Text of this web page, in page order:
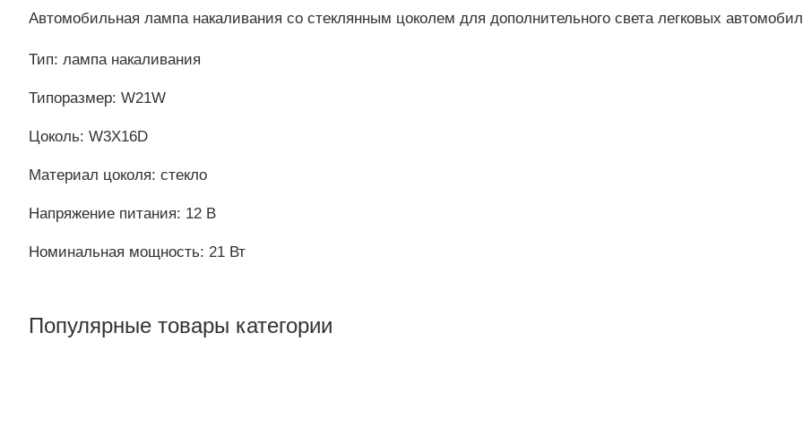
Автомобильная лампа накаливания со стеклянным цоколем для дополнительного света легковых
Тип: лампа накаливания
Типоразмер: W21W
Цоколь: W3X16D
Материал цоколя: стекло
Напряжение питания: 12 В
Номинальная мощность: 21 Вт
Популярные товары категории